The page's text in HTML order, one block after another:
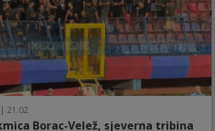
| 21:02
Borac-Velež, sjeverna tribina